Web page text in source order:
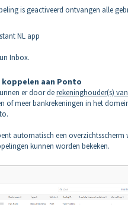
is geactiveerd ontvangen alle
NL app
Inbox.
aan Ponto
er door derekeninghouder(s)
of meer bankrekeningen in het
automatisch een overzichtsscherm
kunnen worden bekeken.